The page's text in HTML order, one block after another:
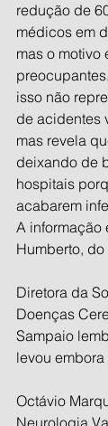
redução de
médicos em
mas o motivo
isso não
de acidentes
mas revela
deixando de
hospitais
acabarem
A informação
Humberto,
Diretora da
Doenças
Sampaio
levou embora
Octávio
Neurologia